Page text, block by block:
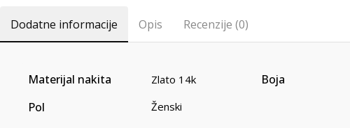
Dodatne informacije Opis Recenzije (0)
Materijal nakita Zlato 14k Boja
Pol Ženski